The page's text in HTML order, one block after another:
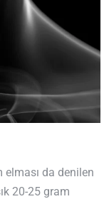
da denilen
20-25 gram